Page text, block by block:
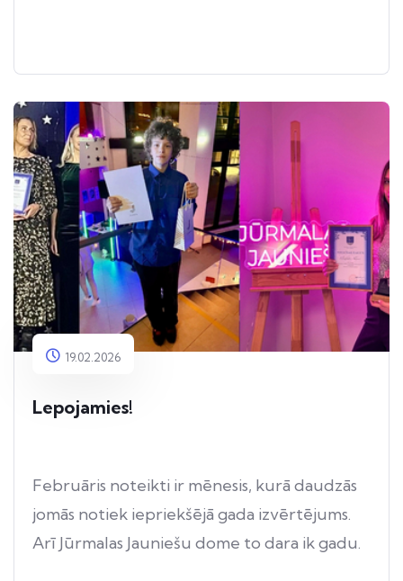
19.02.2026
Lepojamies!
Februāris noteikti ir mēnesis, kurā daudzās
jomās notiek iepriekšējā gada izvērtējums.
Arī Jūrmalas Jauniešu dome to dara ik gadu.